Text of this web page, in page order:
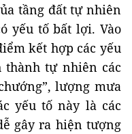
tầng đất tự nhiên
yếu tố bất lợi. Vào
kết hợp các yếu
tự nhiên các
lượng mưa
yếu tố này là các
gây ra hiện tượng